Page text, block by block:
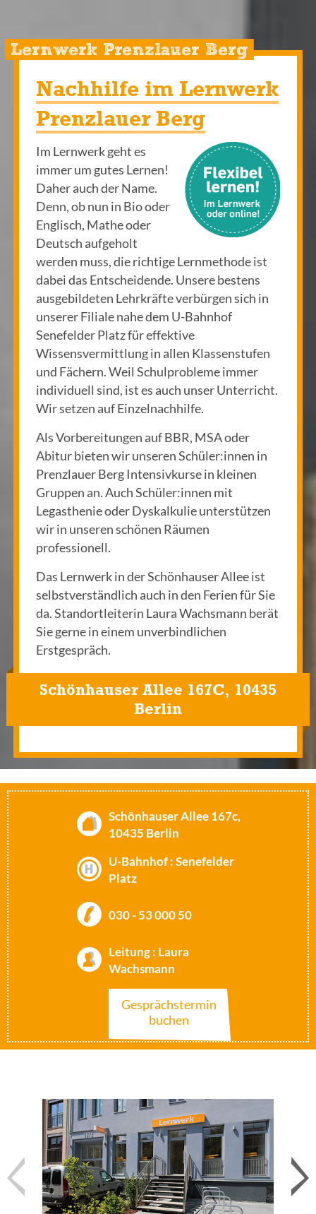
Lernwerk Prenzlauer Berg
Nachhilfe im Lernwerk
Prenzlauer Berg
Im Lernwerk geht es
immer um gutes Lernen!
Daher auch der Name.
Denn, ob nun in Bio oder
Englisch, Mathe oder
Deutsch aufgeholt
werden muss, die richtige Lernmethode ist
dabei das Entscheidende. Unsere bestens
ausgebildeten Lehrkräfte verbürgen sich in
unserer Filiale nahe dem U-Bahnhof
Senefelder Platz für effektive
Wissensvermittlung in allen Klassenstufen
und Fächern. Weil Schulprobleme immer
individuell sind, ist es auch unser Unterricht.
Wir setzen auf Einzelnachhilfe.
Als Vorbereitungen auf BBR, MSA oder
Abitur bieten wir unseren Schüler:innen in
Prenzlauer Berg Intensivkurse in kleinen
Gruppen an. Auch Schüler:innen mit
Legasthenie oder Dyskalkulie unterstützen
wir in unseren schönen Räumen
professionell.
Das Lernwerk in der Schönhauser Allee ist
selbstverständlich auch in den Ferien für Sie
da. Standortleiterin Laura Wachsmann berät
Sie gerne in einem unverbindlichen
Erstgespräch.
Schönhauser Allee 167C, 10435
Berlin
Schönhauser Allee 167c,
10435 Berlin
U-Bahnhof : Senefelder
Platz
030 - 53 000 50
Leitung : Laura
Wachsmann
Gesprächstermin
buchen